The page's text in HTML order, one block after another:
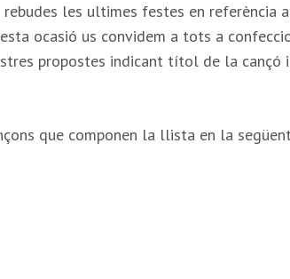
les ultimes festes en referència
ocasió us convidem a tots a
propostes indicant títol de la
que componen la llista en la